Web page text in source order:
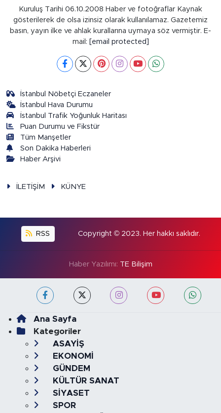
Kuruluş Tarihi 06.10.2008 Haber ve fotoğraflar Kaynak
gösterilerek de olsa izinsiz olarak kullanılamaz. Gazetemiz
basın, yayın ilke ve ahlak kurallarına uymaya söz vermiştir. E-
mail: [email protected]
İstanbul Nöbetçi Eczaneler
İstanbul Hava Durumu
İstanbul Trafik Yoğunluk Haritası
Puan Durumu ve Fikstür
Tüm Manşetler
Son Dakika Haberleri
Haber Arşivi
İLETİŞİM KÜNYE
RSS Copyright © 2023. Her hakkı saklıdır.
Haber Yazılımı: TE Bilişim
Ana Sayfa
Kategoriler
ASAYİŞ
EKONOMİ
GÜNDEM
KÜLTÜR SANAT
SİYASET
SPOR